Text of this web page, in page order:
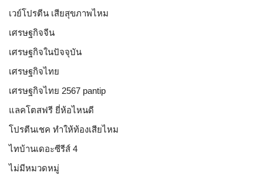
เวย์โปรตีน เสียสุขภาพไหม
เศรษฐกิจจีน
เศรษฐกิจในปัจจุบัน
เศรษฐกิจไทย
เศรษฐกิจไทย 2567 pantip
แลคโตสฟรี ยี่ห้อไหนดี
โปรตีนเชค ทำให้ท้องเสียไหม
ไทบ้านเดอะซีรีส์ 4
ไม่มีหมวดหมู่